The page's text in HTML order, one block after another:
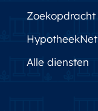
Zoekopdracht
HypotheekNet
Alle diensten